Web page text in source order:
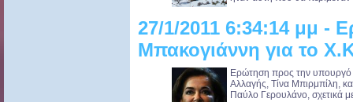
27/1/2011 6:34:14 μμ -
Μπακογιάννη για το
Ερώτηση προς την υπουργό
Αλλαγής, Τίνα Μπιρμπίλη,
Παύλο Γερουλάνο, σχετικά